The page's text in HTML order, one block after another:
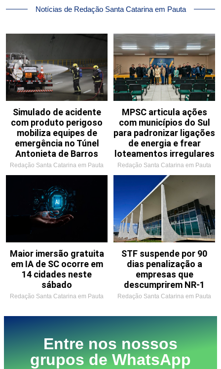
Notícias de Redação Santa Catarina em Pauta
Simulado de acidente
com produto perigoso
mobiliza equipes de
emergência no Túnel
Antonieta de Barros
Redação Santa Catarina em Pauta
MPSC articula ações
com municípios do Sul
para padronizar ligações
de energia e frear
loteamentos irregulares
Redação Santa Catarina em Pauta
Maior imersão gratuita
em IA de SC ocorre em
14 cidades neste
sábado
Redação Santa Catarina em Pauta
STF suspende por 90
dias penalização a
empresas que
descumprirem NR-1
Redação Santa Catarina em Pauta
Entre nos nossos
grupos de WhatsApp